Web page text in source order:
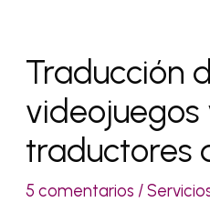
Traducción
videojuegos
traductores
5 comentarios /
entradas